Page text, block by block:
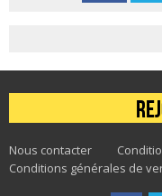
Nous contacter
Conditions générales de